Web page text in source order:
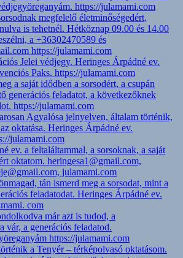
https://julamami.com
megfelelő életminőségedért,
is tehetnél. Hétköznap 09.00 és 14.00
a +36302470589 és
https://julamami.com
Jelei védjegy. Heringes Árpádné ev.
Paks. https://julamami.com
a saját idődben a sorsodért, a csupán
generációs feladatot, a következőknek
https://julamami.com
Agyalósa jelnyelven, általam történik,
oktatása. Heringes Árpádné ev.
julamami.com
ev. a feltaláltammal, a sorsoknak, a saját
oktatom. heringesa1@gmail.com,
julamami.com
tán ismerd meg a sorsodat, mint a
feladatodat. Heringes Árpádné ev.
com
már azt is tudod, a
vár, a generációs feladatod.
https://julamami.com
a Tenyér – térképolvasó oktatásom.